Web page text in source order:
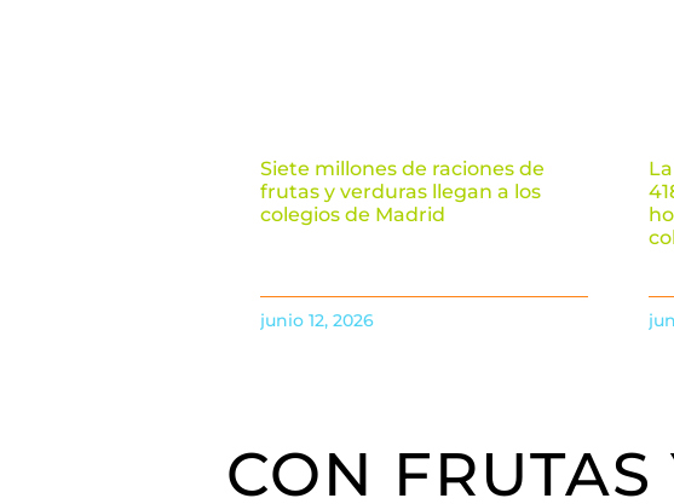
Siete millones de raciones de
frutas y verduras llegan a los
colegios de Madrid
junio 12, 2026
CON